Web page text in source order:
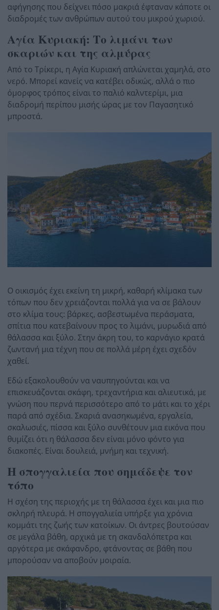
αφήγησης που δείχνει πόσο μακριά έφταναν κάποτε οι
διαδρομές των ανθρώπων αυτού του μικρού χωριού.
Αγία Κυριακή: Το λιμάνι των
σκαριών και της αλμύρας
Από το Τρίκερι, η Αγία Κυριακή απλώνεται χαμηλά, στο
νερό. Μπορεί κανείς να κατέβει οδικώς, αλλά ο πιο
όμορφος τρόπος είναι το παλιό καλντερίμι, μια
διαδρομή περίπου μισής ώρας με τον Παγασητικό
μπροστά.
Ο οικισμός έχει εκείνη τη μικρή, καθαρή κλίμακα των
τόπων που δεν χρειάζονται πολλά για να σε βάλουν
στο κλίμα τους: βάρκες, ασβεστωμένα περάσματα,
σπίτια που κατεβαίνουν προς το λιμάνι, μυρωδιά από
θάλασσα και ξύλο. Στην άκρη του, το καρνάγιο κρατά
ζωντανή μια τέχνη που σε πολλά μέρη έχει σχεδόν
χαθεί.
Εδώ εξακολουθούν να ναυπηγούνται και να
επισκευάζονται σκάφη, τρεχαντήρια και αλιευτικά, με
γνώση που περνά περισσότερο από το μάτι και το χέρι
παρά από σχέδια. Σκαριά ανασηκωμένα, εργαλεία,
σκαλωσιές, πίσσα και ξύλο συνθέτουν μια εικόνα που
θυμίζει ότι η θάλασσα δεν είναι μόνο φόντο για
διακοπές. Είναι δουλειά, μνήμη και τεχνική.
Η σπογγαλιεία που σημάδεψε τον
τόπο
Η σχέση της περιοχής με τη θάλασσα έχει και μια πιο
σκληρή πλευρά. Η σπογγαλιεία υπήρξε για χρόνια
κομμάτι της ζωής των κατοίκων. Οι άντρες βουτούσαν
σε μεγάλα βάθη, αρχικά με τη σκανδαλόπετρα και
αργότερα με σκάφανδρο, φτάνοντας σε βάθη που
μπορούσαν να αποβούν μοιραία.